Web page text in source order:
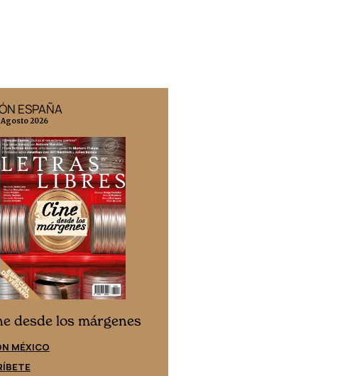
ESPAÑA
Agosto 2026
desde los márgenes
MÉXICO